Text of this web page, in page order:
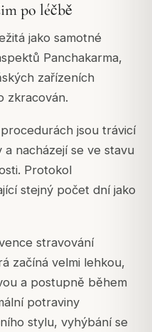
po léčbě
jako samotné
Panchakarma,
zařízeních
zkracován.
jsou trávicí
nacházejí se ve stavu
Protokol
stejný počet dní jako
stravování
začíná velmi lehkou,
a postupně během
potraviny
stylu, vyhýbání se